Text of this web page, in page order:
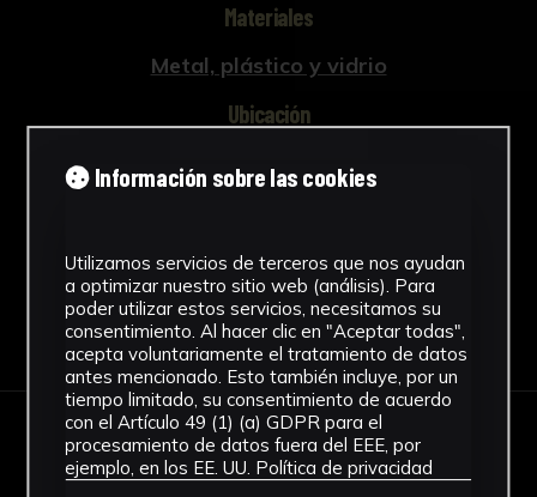
Materiales
Metal, plástico y vidrio
Ubicación
Facultad de Medicina
Ver más
Descargar Ficha
IMÁGENES
Información sobre las cookies
Utilizamos servicios de terceros que nos ayudan
a optimizar nuestro sitio web (análisis). Para
poder utilizar estos servicios, necesitamos su
consentimiento. Al hacer clic en "Aceptar todas",
acepta voluntariamente el tratamiento de datos
antes mencionado. Esto también incluye, por un
tiempo limitado, su consentimiento de acuerdo
con el Artículo 49 (1) (a) GDPR para el
procesamiento de datos fuera del EEE, por
ejemplo, en los EE. UU. Política de privacidad